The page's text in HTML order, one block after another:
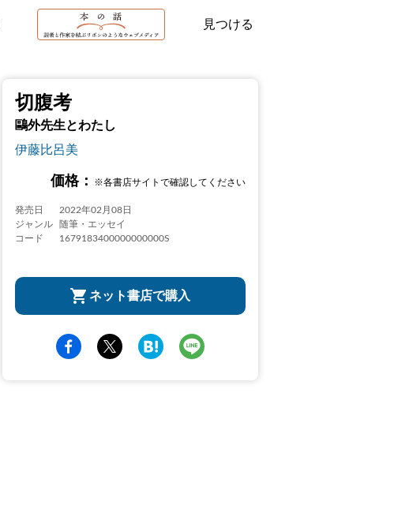
見つける
切腹考
鷗外先生とわたし
伊藤比呂美
価格： ※各書店サイトで確認してください
発売日
2022年02月08日
ジャンル
随筆・エッセイ
コード
1679183400000000000S
ネット書店で購入